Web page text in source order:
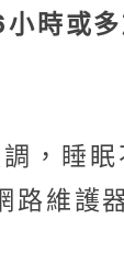
時或
，睡
路維護